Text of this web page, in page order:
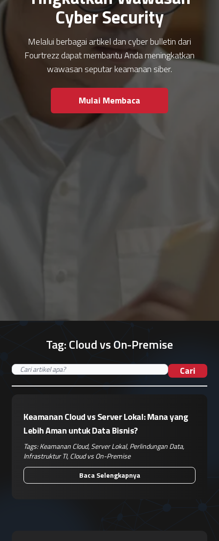
Cyber Security
Melalui berbagai artikel dan cyber bulletin dari
Fourtrezz dapat membantu Anda meningkatkan
wawasan seputar keamanan siber.
Mulai Membaca
Tag:Cloud vs On-Premise
Cari
Keamanan Cloud vs Server Lokal: Mana yang
Lebih Aman untuk Data Bisnis?
Tags:Keamanan Cloud,Server Lokal,Perlindungan Data,
Infrastruktur TI,Cloud vs On-Premise
Baca Selengkapnya